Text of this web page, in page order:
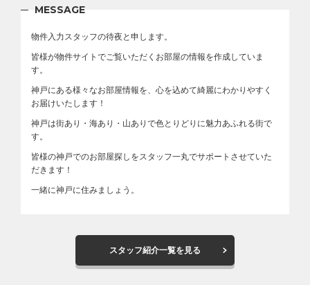
MESSAGE
物件入力スタッフの待夜と申します。
皆様が物件サイトでご覧いただくお部屋の情報を作成していま
す。
神戸にある様々なお部屋情報を、心を込めて綺麗にわかりやすく
お届けいたします！
神戸は街あり・海あり・山ありで色とりどりに魅力あふれる街で
す。
皆様の神戸でのお部屋探しをスタッフ一丸でサポートさせていた
だきます！
一緒に神戸に住みましょう。
スタッフ紹介一覧を見る